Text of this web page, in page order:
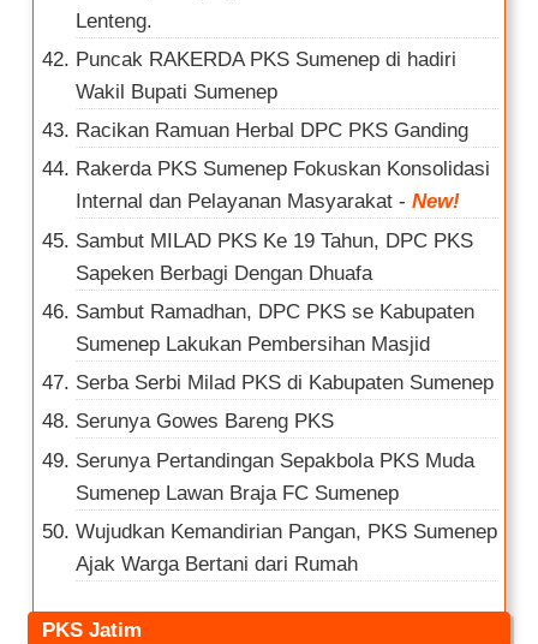
Lenteng.
Puncak RAKERDA PKS Sumenep di hadiri
Wakil Bupati Sumenep
Racikan Ramuan Herbal DPC PKS Ganding
Rakerda PKS Sumenep Fokuskan Konsolidasi
Internal dan Pelayanan Masyarakat- New!
Sambut MILAD PKS Ke 19 Tahun, DPC PKS
Sapeken Berbagi Dengan Dhuafa
Sambut Ramadhan, DPC PKS se Kabupaten
Sumenep Lakukan Pembersihan Masjid
Serba Serbi Milad PKS di Kabupaten Sumenep
Serunya Gowes Bareng PKS
Serunya Pertandingan Sepakbola PKS Muda
Sumenep Lawan Braja FC Sumenep
Wujudkan Kemandirian Pangan, PKS Sumenep
Ajak Warga Bertani dari Rumah
PKS Jatim